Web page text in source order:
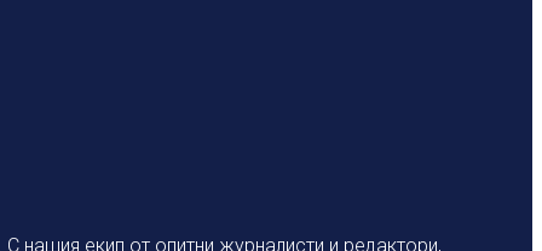
нашия екип от опитни журналисти и редактори,